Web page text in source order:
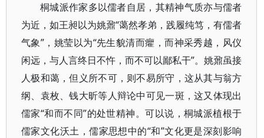
桐城派作家多以儒者自居，其精神气质亦与儒者
为近，如王昶以为姚鼐“蔼然孝弟，践履纯笃，有儒者
气象”，姚莹以为“先生貌清而癯，而神采秀越，风仪
闲远，与人言终日不忤，而不可以鄙私干”。姚鼐虽接
人极和蔼，但义所不可，则不易所守，这从其与翁方
纲、袁枚、钱大昕等人辩论中可见一斑，这又体现出
儒家“和而不同”的处世精神。可以说，桐城派植根于
儒家文化沃土，儒家思想中的“和”文化更是深刻影响